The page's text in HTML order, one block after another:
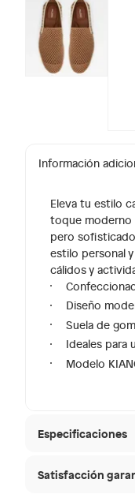
Información
Eleva tu estilo
toque moderno
pero
estilo personal
cálidos y
Diseño
Suela de
Ideales para
Modelo
Especificaciones
Hecho en
Satisfacción